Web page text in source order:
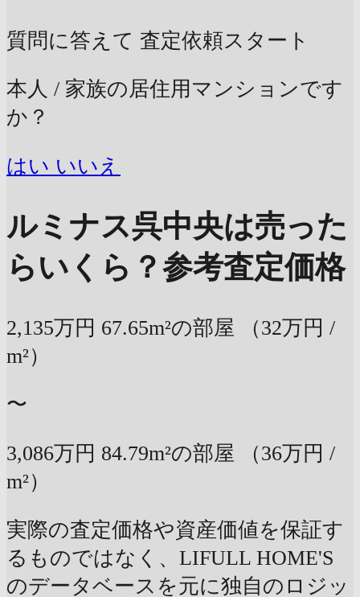
質問に答えて 査定依頼スタート
本人 / 家族の居住用マンションです
か？
はい いいえ
ルミナス呉中央は売った
らいくら？参考査定価格
2,135万円 67.65m²の部屋
（32万円 /
m²）
〜
3,086万円 84.79m²の部屋
（36万円 /
m²）
実際の査定価格や資産価値を保証す
るものではなく、LIFULL HOME'S
のデータベースを元に独自のロジッ